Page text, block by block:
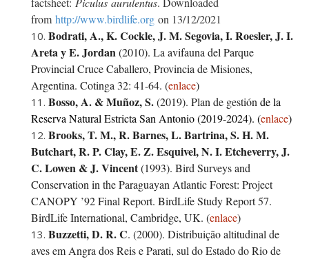
from http://www.birdlife.org on 13/12/2021
Bodrati, A., K. Cockle, J. M. Segovia, I. Roesler, J. I.
Areta y E. Jordan(2010). La avifauna del Parque
Provincial Cruce Caballero, Provincia de Misiones,
Argentina. Cotinga 32: 41-64. (enlace)
Bosso, A. & Muñoz, S.(2019). Plan de gestión de la
Reserva Natural Estricta San Antonio (2019-2024). (enlace)
Brooks, T. M., R. Barnes, L. Bartrina, S. H. M.
Butchart, R. P. Clay, E. Z. Esquivel, N. I. Etcheverry, J.
C. Lowen &J. Vincent(1993). Bird Surveys and
Conservation in the Paraguayan Atlantic Forest: Project
CANOPY ’92 Final Report. BirdLife Study Report 57.
BirdLife International, Cambridge, UK. (enlace)
Buzzetti, D. R. C. (2000). Distribuição altitudinal de
aves em Angra dos Reis e Parati, sul do Estado do Rio de